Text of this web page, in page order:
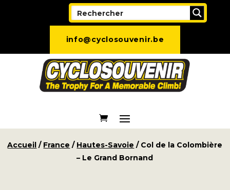
info@cyclosouvenir.be
Accueil / France / Hautes-Savoie / Col de la Colombière
– Le Grand Bornand